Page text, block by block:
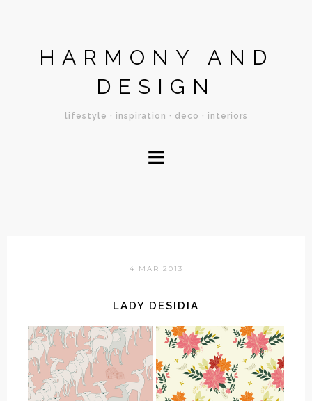
HARMONY AND
DESIGN
lifestyle · inspiration · deco · interiors
≡
4 MAR 2013
LADY DESIDIA